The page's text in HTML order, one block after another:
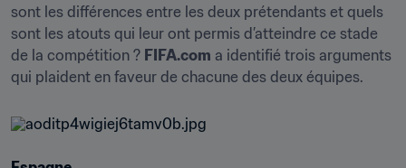
sont les différences entre les deux prétendants et quels
sont les atouts qui leur ont permis d’atteindre ce stade
de la compétition ? FIFA.com a identifié trois arguments
qui plaident en faveur de chacune des deux équipes.